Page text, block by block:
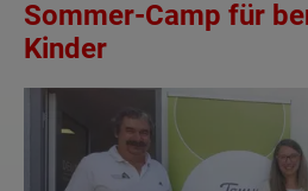
Sommer-Camp für
Kinder